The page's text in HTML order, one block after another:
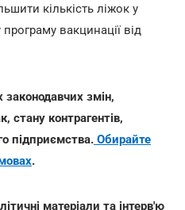
кількість ліжок у
вакцинації від
законодавчих змін,
стану контрагентів,
підприємства. Обирайте
.
матеріали та інтерв'ю